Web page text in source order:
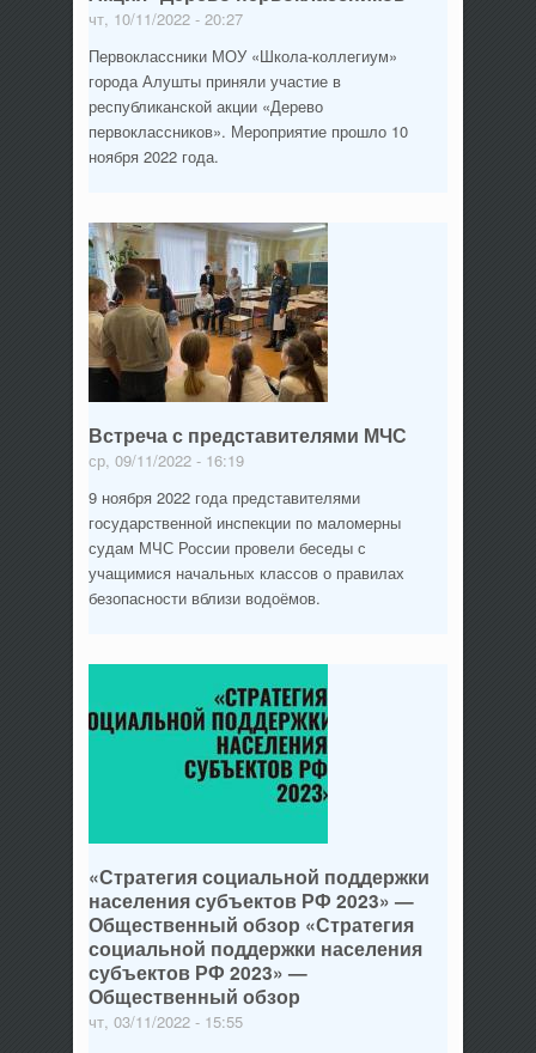
чт, 10/11/2022 - 20:27
Первоклассники МОУ «Школа-коллегиум»
города Алушты приняли участие в
республиканской акции «Дерево
первоклассников». Мероприятие прошло 10
ноября 2022 года.
Встреча с представителями МЧС
ср, 09/11/2022 - 16:19
9 ноября 2022 года представителями
государственной инспекции по маломерны
судам МЧС России провели беседы с
учащимися начальных классов о правилах
безопасности вблизи водоёмов.
«Стратегия социальной поддержки
населения субъектов РФ 2023» —
Общественный обзор «Стратегия
социальной поддержки населения
субъектов РФ 2023» —
Общественный обзор
чт, 03/11/2022 - 15:55